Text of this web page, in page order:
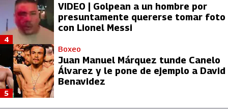
VIDEO | Golpean a un hombre por
presuntamente quererse tomar foto
con Lionel Messi
4
Boxeo
Juan Manuel Márquez tunde Canelo
Álvarez y le pone de ejemplo a David
Benavidez
5